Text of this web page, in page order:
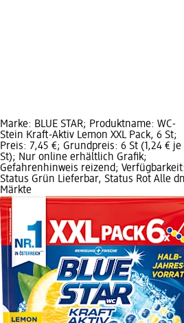
Marke: BLUE STAR; Produktname: WC-
Stein Kraft-Aktiv Lemon XXL Pack, 6 St;
Preis: 7,45 €; Grundpreis: 6 St (1,24 € je
St); Nur online erhältlich Grafik;
Gefahrenhinweis reizend; Verfügbarkeit:
Status Grün Lieferbar, Status Rot Alle
Märkte